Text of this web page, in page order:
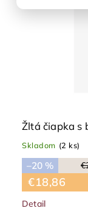
Žltá čiapka s
Skladom (2 ks)
–20 %
€18,86
Detail